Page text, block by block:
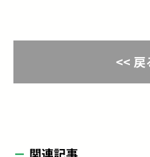
<< 戻